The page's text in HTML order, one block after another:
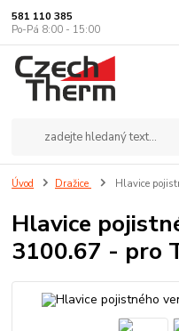
581 110 385
Po-Pá 8:00 - 15:00
Úvod Dražice Hlavice
Hlavice
3100.67 - pro